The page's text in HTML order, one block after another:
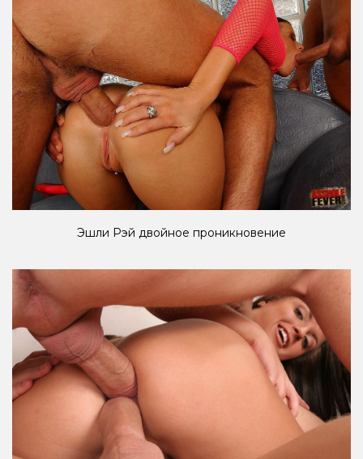
Эшли Рэй двойное проникновение